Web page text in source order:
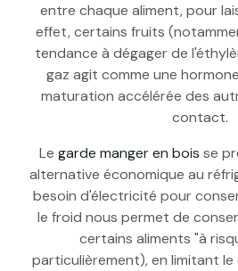
entre chaque aliment, pour
effet, certains fruits
tendance à dégager de
gaz agit comme une
maturation accélérée des
contact.
Le garde manger en bois se
alternative économique au
besoin d'électricité pour
le froid nous permet de
certains aliments "à
particulièrement), en limitant